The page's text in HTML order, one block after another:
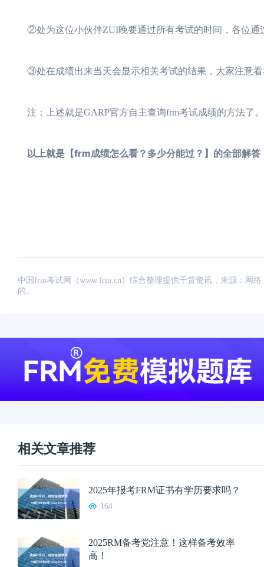
②处为这位小伙伴ZUI晚要通过所有考试的时间，各位通
③处在成绩出来当天会显示相关考试的结果，大家注意
注：上述就是GARP官方自主查询frm考试成绩的方法了。
以上就是【frm成绩怎么看？多少分能过？】的全部解
中国frm考试网（www.frm.cn）综合整理提供干货资讯，来源：网
的。
相关文章推荐
2025年报考FRM证书有学历要求吗？
164
2025RM备考党注意！这样备考效率
高！